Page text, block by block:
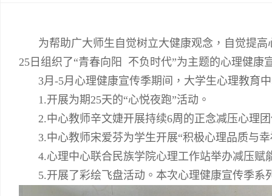
为帮助广大师生自觉树立大健康观念，自觉提
25 日组织了“青春向阳 不负时代”为主题的心理健康
3月 -5月心理健康宣传季期间，大学生心理教育
1.开展为期25天的“心悦夜跑”活动。
2.中心教师辛文婕开展持续6周的正念减压心理
3.中心教师宋爱芬为学生开展“积极心理品质与
4.心理中心联合民族学院心理工作站举办减压赋
5.开展了彩绘飞盘活动。本次心理健康宣传季系